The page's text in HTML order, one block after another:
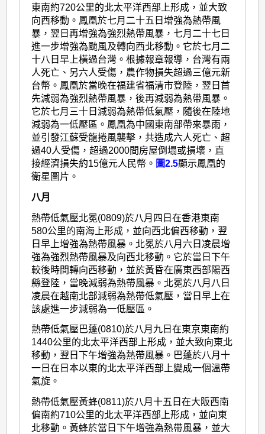
東南約720公里的北太平洋西部上形成，並大致
向西移動。鳳凰於七月二十五日增強為熱帶風
暴，翌日再增強為強烈熱帶風暴，七月二十七日
進一步增強為颱風及轉向西北移動。它於七月二
十八日早上橫過台灣。根據報章報導，台灣有兩
人死亡、另六人受傷，農作物損失超過三億元新
台幣。鳳凰於當晚在福建省福清市登陸，翌日首
先減弱為強烈熱帶風暴，後再減弱為熱帶風暴。
它於七月三十日減弱為熱帶低氣壓，隨後在陸地
減弱為一低壓區。鳳凰為中國東南部帶來暴雨，
並引發江蘇受龍捲風襲擊，共造成六人死亡、超
過40人受傷，超過2000間房屋倒塌或損壞，直
接經濟損失約15億元人民幣。 圖2.5顯示鳳凰的
衛星圖片。
八月
熱帶低氣壓北冕(0809)於八月四日在香港東南
580公里的南海上形成，並向西北偏西移動，翌
日早上增強為熱帶風暴。北冕於八月六日凌晨增
強為強烈熱帶風暴及向西北移動。它於當日下午
較後時間轉向西移動，並於黃昏在廣東西部陽西
縣登陸，當晚減弱為熱帶風暴。北冕於八月八日
凌晨在越南北部減弱為熱帶低氣壓，當日早上在
該處進一步減弱為一低壓區。
熱帶低氣壓巴蓬(0810)於八月九日在東京東南約
1440公里的北太平洋西部上形成，並大致向東北
移動，翌日下午增強為熱帶風暴。巴蓬於八月十
一日在日本以東的北太平洋西部上變成一個溫帶
氣旋。
熱帶低氣壓黃蜂(0811)於八月十五日在大阪西南
偏南約710公里的北太平洋西部上形成，並向東
北移動。黃蜂於當日下午增強為熱帶風暴，並大